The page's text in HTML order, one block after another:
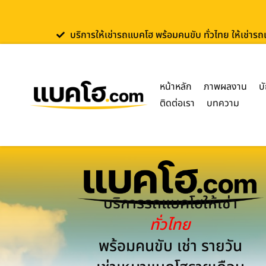
บริการให้เช่ารถแบคโฮ พร้อมคนขับ ทั่วไทย ให้เช่า
หน้าหลัก ภาพผลงาน
ติดต่อเรา
บทความ
บริการรถแบคโฮให้เช่า
ทั่วไทย
พร้อมคนขับ เช่า รายวัน